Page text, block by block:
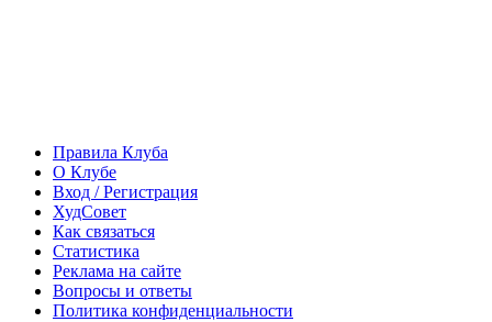
Правила Клуба
О Клубе
Вход / Регистрация
ХудСовет
Как связаться
Статистика
Реклама на сайте
Вопросы и ответы
Политика конфиденциальности